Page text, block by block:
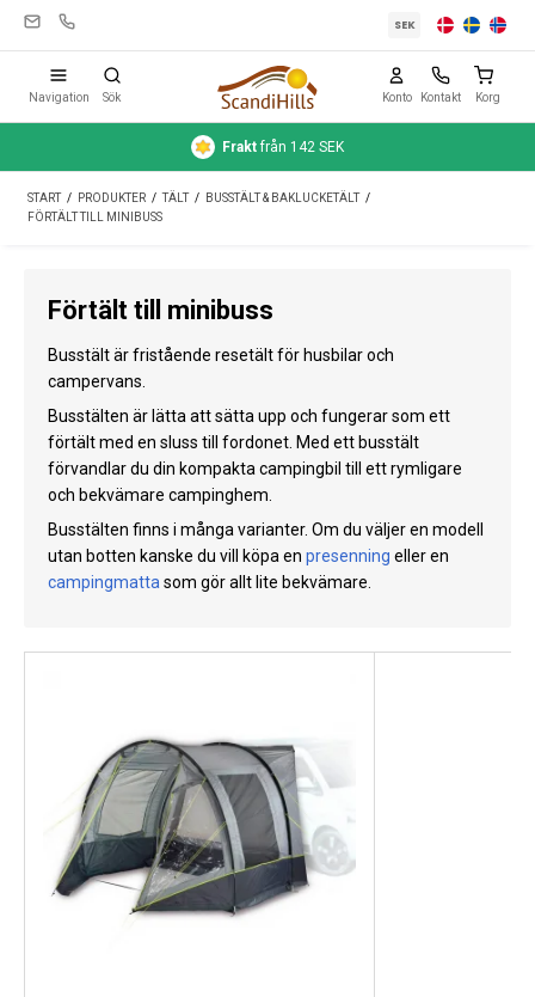
Tält
Rengöring & skötsel
Reseutrustning
Bil & släp
Gas
Väderstationer
Erbjudanden
Restförsäljning
SEK
Navigation Sök Konto Kontakt Korg
Fraktfrån 142 SEK
START / PRODUKTER / TÄLT / BUSSTÄLT & BAKLUCKETÄLT /
FÖRTÄLT TILL MINIBUSS
Förtält till minibuss
Busstält är fristående resetält för husbilar och
campervans.
Busstälten är lätta att sätta upp och fungerar som ett
förtält med en sluss till fordonet. Med ett busstält
förvandlar du din kompakta campingbil till ett rymligare
och bekvämare campinghem.
Busstälten finns i många varianter. Om du väljer en modell
utan botten kanske du vill köpa en presenning eller en
campingmatta som gör allt lite bekvämare.